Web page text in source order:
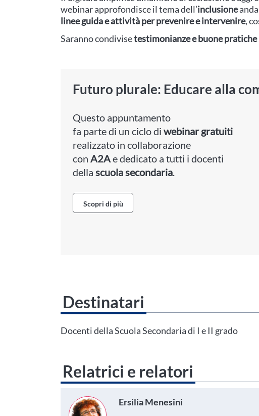
webinar approfondisce il tema dell’inclusione
linee guida e attività per prevenire e intervenire,
Saranno condivisetestimonianze e buone pratiche
Futuro plurale: Educare alla
Questo appuntamento
fa parte di un ciclo di webinar gratuiti
realizzato in collaborazione
con A2Ae dedicato a tutti i docenti
della scuola secondaria.
Scopri di più
Destinatari
Questo evento non è compatibile con il grado scolastico che hai
Docenti della Scuola Secondaria di I e II grado
Relatrici e relatori
Ersilia Menesini